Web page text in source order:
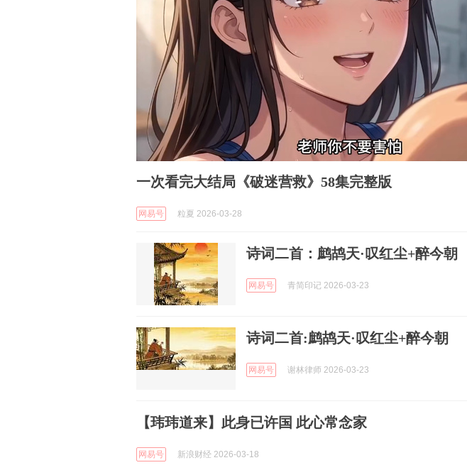
一次看完大结局《破迷营救》58集完整版
网易号 粒夏 2026-03-28
诗词二首：鹧鸪天·叹红尘+醉今朝
网易号 青简印记 2026-03-23
诗词二首:鹧鸪天·叹红尘+醉今朝
网易号 谢林律师 2026-03-23
【玮玮道来】此身已许国 此心常念家
网易号 新浪财经 2026-03-18